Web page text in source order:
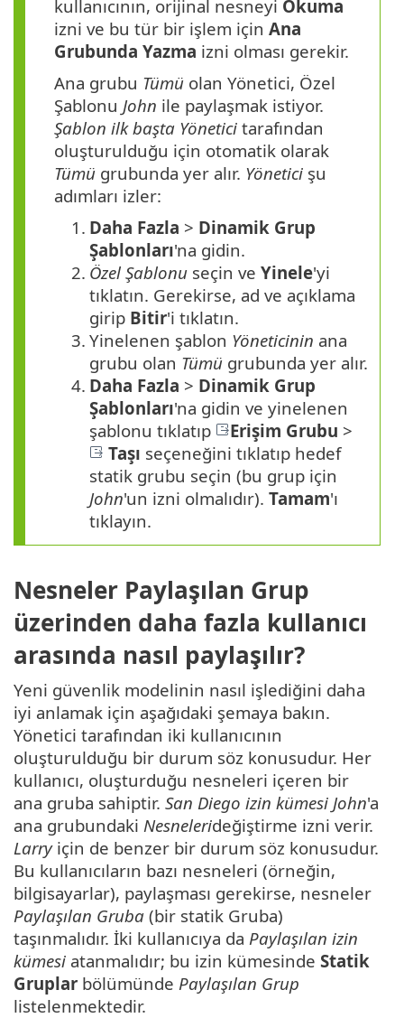
kullanıcının, orijinal nesneyi Okuma
izni ve bu tür bir işlem için Ana
Grubunda Yazma izni olması gerekir.
Ana grubu Tümü olan Yönetici, Özel
Şablonu John ile paylaşmak istiyor.
Şablon ilk başta Yönetici tarafından
oluşturulduğu için otomatik olarak
Tümü grubunda yer alır. Yönetici şu
adımları izler:
1. Daha Fazla > Dinamik Grup
Şablonları'na gidin.
2. Özel Şablonu seçin ve Yinele'yi
tıklatın. Gerekirse, ad ve açıklama
girip Bitir'i tıklatın.
3. Yinelenen şablon Yöneticinin ana
grubu olan Tümü grubunda yer alır.
4. Daha Fazla > Dinamik Grup
Şablonları'na gidin ve yinelenen
şablonu tıklatıp
Erişim Grubu >
Taşı seçeneğini tıklatıp hedef
statik grubu seçin (bu grup için
John'un izni olmalıdır). Tamam'ı
tıklayın.
Nesneler Paylaşılan Grup
üzerinden daha fazla kullanıcı
arasında nasıl paylaşılır?
Yeni güvenlik modelinin nasıl işlediğini daha
iyi anlamak için aşağıdaki şemaya bakın.
Yönetici tarafından iki kullanıcının
oluşturulduğu bir durum söz konusudur. Her
kullanıcı, oluşturduğu nesneleri içeren bir
ana gruba sahiptir. San Diego izin kümesi John'a
ana grubundaki Nesnelerideğiştirme izni verir.
Larryiçin de benzer bir durum söz konusudur.
Bu kullanıcıların bazı nesneleri (örneğin,
bilgisayarlar), paylaşması gerekirse, nesneler
Paylaşılan Gruba (bir statik Gruba)
taşınmalıdır. İki kullanıcıya da Paylaşılan izin
kümesi atanmalıdır; bu izin kümesinde Statik
Gruplar bölümünde Paylaşılan Grup
listelenmektedir.